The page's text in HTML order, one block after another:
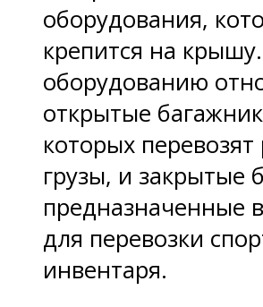
оборудования,
крепится на
оборудованию
открытые
которых
грузы, и закрытые
предназначенные
для перевозки
инвентаря.